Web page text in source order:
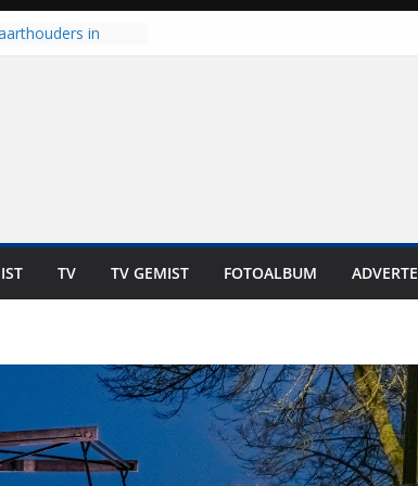
in
KNVB
in gebruik
TV TV GEMIST FOTOALBUM